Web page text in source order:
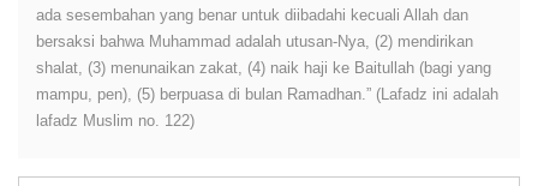
ada sesembahan yang benar untuk diibadahi kecuali Allah dan
bersaksi bahwa Muhammad adalah utusan-Nya, (2) mendirikan
shalat, (3) menunaikan zakat, (4) naik haji ke Baitullah (bagi yang
mampu, pen), (5) berpuasa di bulan Ramadhan.” (Lafadz ini adalah
lafadz Muslim no. 122)